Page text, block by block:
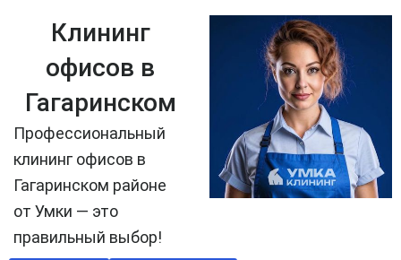
Клининг
офисов в
Гагаринском
Профессиональный
клининг офисов в
Гагаринском районе
от Умки — это
правильный выбор!